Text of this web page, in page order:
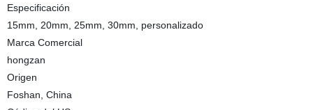
Especificación
15mm, 20mm, 25mm, 30mm, personalizado
Marca Comercial
hongzan
Origen
Foshan, China